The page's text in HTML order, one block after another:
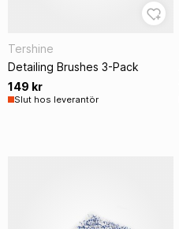
Tershine
Detailing Brushes 3-Pack
149 kr
Slut hos leverantör